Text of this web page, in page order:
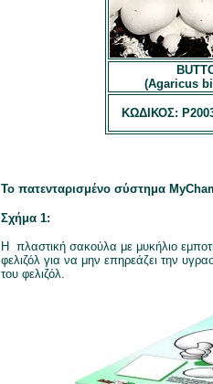
(Agaricus
ΚΩΔΙΚΟΣ:
Το πατενταρισμένο σύστημα
Σχήμα 1:
Η πλαστική σακούλα με μυκήλιο
φελιζόλ για να μην επηρεάζει την
του φελιζόλ.